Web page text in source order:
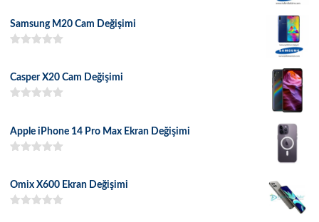
Samsung M20 Cam Değişimi
Casper X20 Cam Değişimi
Apple iPhone 14 Pro Max Ekran Değişimi
Omix X600 Ekran Değişimi